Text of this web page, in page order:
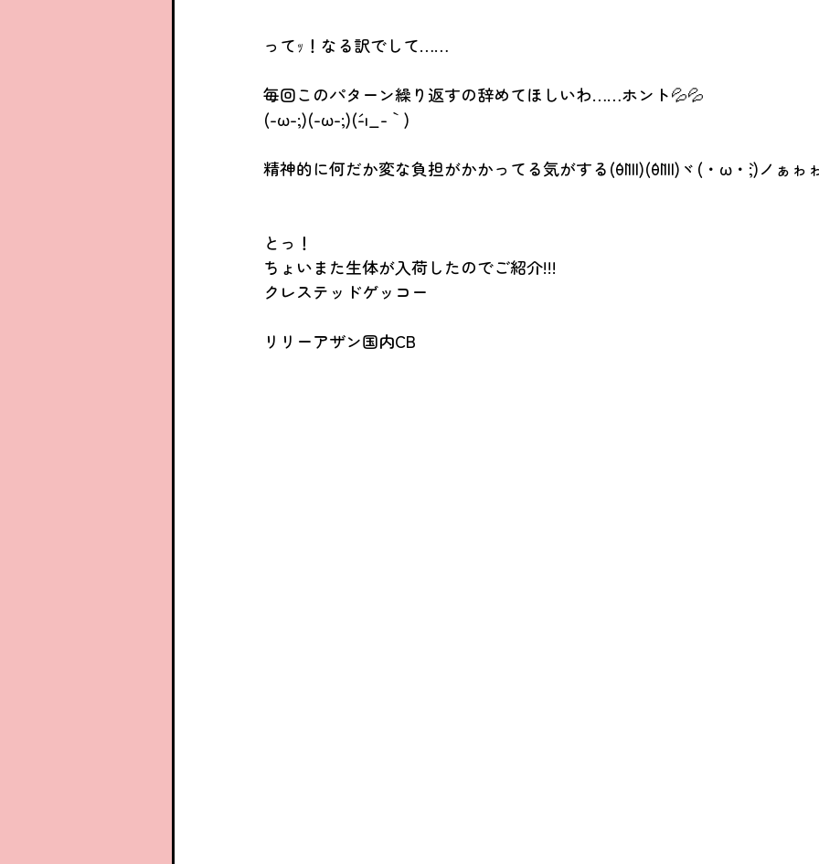
ってｯ！なる訳でして……
毎回このパターン繰り返すの辞めてほしいわ……ホント💦💦
(-ω-;)(-ω-;)(´-ι_-｀)
精神的に何だか変な負担がかかってる気がする(´θ`llll)(´θ`llll)ヾ(・ω・`;)ノぁゎ
とっ！
ちょいまた生体が入荷したのでご紹介!!!
クレステッドゲッコー
リリーアザン国内CB